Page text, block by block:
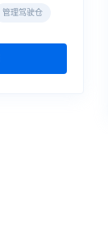
管理驾驶仓